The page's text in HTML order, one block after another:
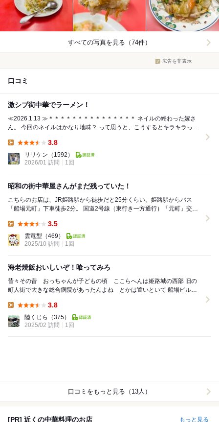
すべての写真を見る（74件）
広告を非表示
口コミ
激シブ街中華でラーメン！
≪2026.1.13 ≫＊＊＊＊＊＊＊＊＊＊＊＊＊＊＊ ネイルの終わった嫁さ
ん。 今回のネイルはかなり地味？ って思うと、こうするとキラキラっと
3.8
リリケン （1592）
2026/01 訪問
1回
昭和の街中華屋さんがまだ残っていた！
こちらのお店は、JR姫路駅から徒歩だと25分くらい。姫路駅からバス
「船場元町」下車徒歩2分。 国道2号線（東行き一方通行）「元町」交差
3.5
雲竜型 （469）
2025/10 訪問
1回
海老焼飯おいしいぞ！喰ってみろ
昔々その昔 おっちゃんが子どもの頃 ここらへんは姫路城の西部 旧の
町人街で大きな総合病院があったんよね とかは置いといて 船場ビルち
3.8
陸くじら
（375）
2025/02 訪問
1回
口コミをもっと見る（13人）
[PR] 近くの中華料理のお店 もっと見る